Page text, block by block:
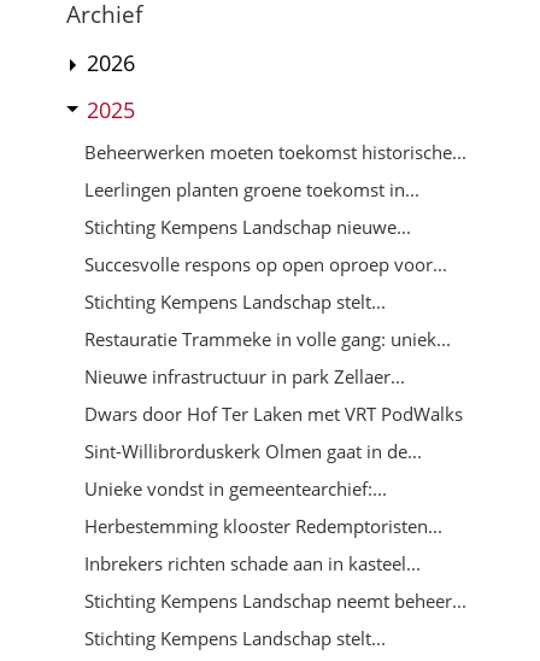
Archief
2026
2025
Beheerwerken moeten toekomst historische...
Leerlingen planten groene toekomst in...
Stichting Kempens Landschap nieuwe...
Succesvolle respons op open oproep voor...
Stichting Kempens Landschap stelt...
Restauratie Trammeke in volle gang: uniek...
Nieuwe infrastructuur in park Zellaer...
Dwars door Hof Ter Laken met VRT PodWalks
Sint-Willibrorduskerk Olmen gaat in de...
Unieke vondst in gemeentearchief:...
Herbestemming klooster Redemptoristen...
Inbrekers richten schade aan in kasteel...
Stichting Kempens Landschap neemt beheer...
Stichting Kempens Landschap stelt...